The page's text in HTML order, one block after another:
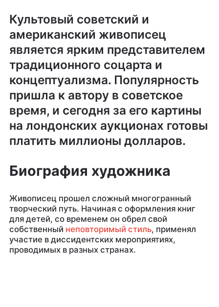
Культовый советский и
американский живописец
является ярким представителем
традиционного соцарта и
концептуализма. Популярность
пришла к автору в советское
время, и сегодня за его картины
на лондонских аукционах готовы
платить миллионы долларов.
Биография художника
Живописец прошел сложный многогранный
творческий путь. Начиная с оформления книг
для детей, со временем он обрел свой
собственный неповторимый стиль, применял
участие в диссидентских мероприятиях,
проводимых в разных странах.